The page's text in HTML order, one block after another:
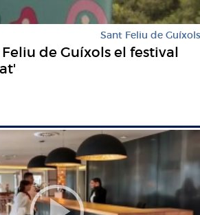
Sant Feliu de Guíxols
de Guíxols el festival